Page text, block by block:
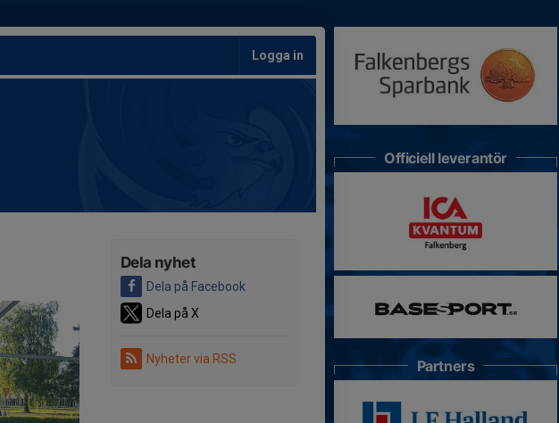
Logga in
Dela nyhet
Dela på Facebook
Dela på X
Nyheter via RSS
Officiell leverantör
Partners